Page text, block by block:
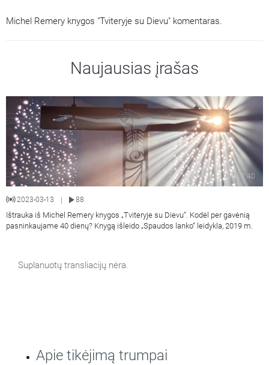
Michel Remery knygos "Tviteryje su Dievu" komentaras.
Naujausias įrašas
7:40
2023-03-13 | 88
Ištrauka iš Michel Remery knygos „Tviteryje su Dievu“. Kodėl per gavėnią
pasninkaujame 40 dienų? Knygą išleido „Spaudos lanko“ leidykla, 2019 m.
Suplanuotų transliacijų nėra.
Apie tikėjimą trumpai